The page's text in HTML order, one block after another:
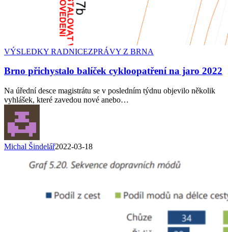
VÝSLEDKY RADNICEZPRÁVY Z BRNA
Brno přichystalo balíček cykloopatření na jaro 2022
Na úřední desce magistrátu se v posledním týdnu objevilo několik
vyhlášek, které zavedou nové anebo…
Michal Šindelář2022-03-18